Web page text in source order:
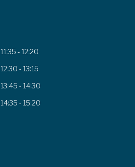
11:35 - 12:20
12:30 - 13:15
13:45 - 14:30
14:35 - 15:20